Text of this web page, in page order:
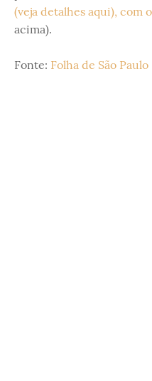
(veja detalhes aqui), com
acima).
Fonte: Folha de São Paulo